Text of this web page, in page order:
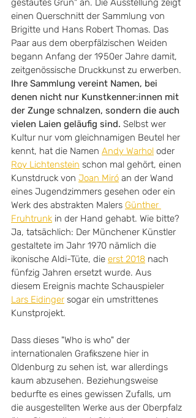
gestautes Grün" an. Die Ausstellung zeigt
einen Querschnitt der Sammlung von
Brigitte und Hans Robert Thomas. Das
Paar aus dem oberpfälzischen Weiden
begann Anfang der 1950er Jahre damit,
zeitgenössische Druckkunst zu erwerben.
Ihre Sammlung vereint Namen, bei
denen nicht nur Kunstkenner:innen mit
der Zunge schnalzen, sondern die auch
vielen Laien geläufig sind. Selbst wer
Kultur nur vom gleichnamigen Beutel her
kennt, hat die Namen Andy Warhol oder
Roy Lichtenstein schon mal gehört, einen
Kunstdruck von Joan Miró an der Wand
eines Jugendzimmers gesehen oder ein
Werk des abstrakten Malers Günther
Fruhtrunk in der Hand gehabt. Wie bitte?
Ja, tatsächlich: Der Münchener Künstler
gestaltete im Jahr 1970 nämlich die
ikonische Aldi-Tüte, die erst 2018 nach
fünfzig Jahren ersetzt wurde. Aus
diesem Ereignis machte Schauspieler
Lars Eidinger sogar ein umstrittenes
Kunstprojekt.
Dass dieses "Who is who" der
internationalen Grafikszene hier in
Oldenburg zu sehen ist, war allerdings
kaum abzusehen. Beziehungsweise
bedurfte es eines gewissen Zufalls, um
die ausgestellten Werke aus der Oberpfalz